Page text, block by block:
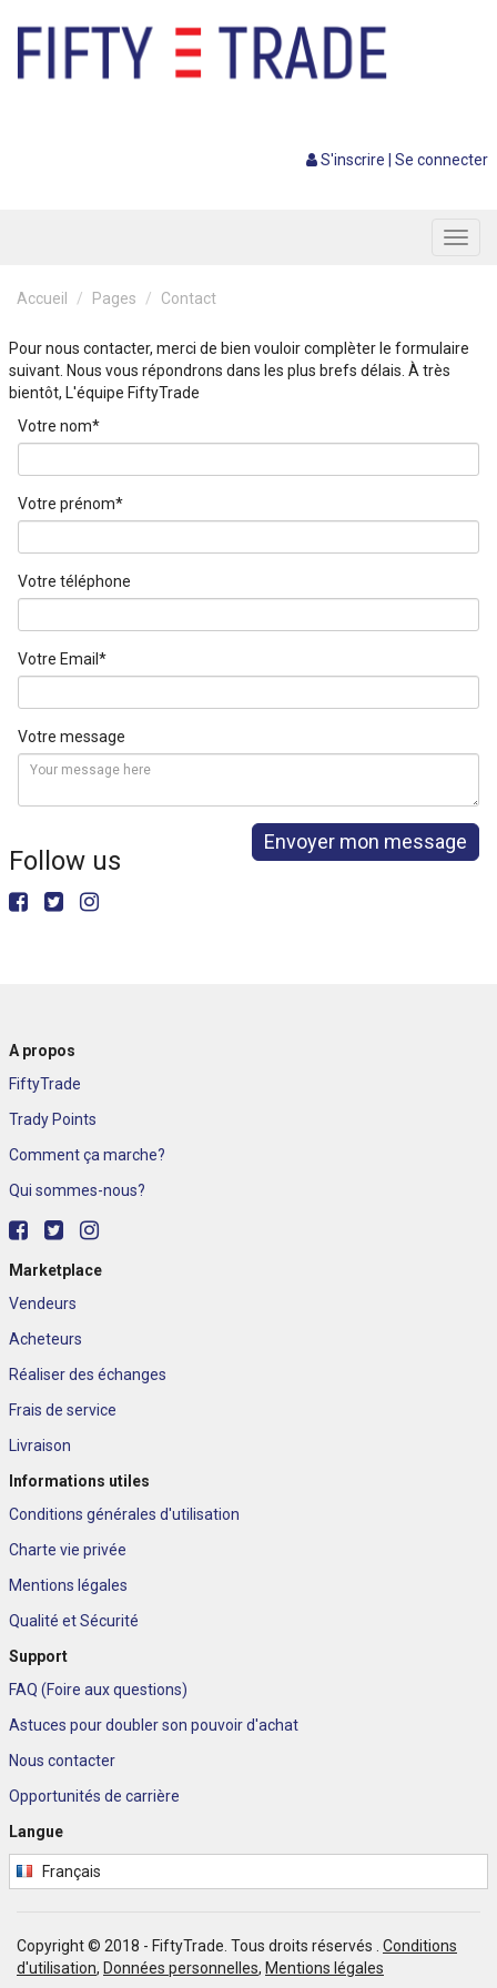
S'inscrire Se connecter
Accueil Pages Contact
Pour nous contacter, merci de bien vouloir complèter le formulaire
suivant. Nous vous répondrons dans les plus brefs délais. À très
bientôt, L'équipe FiftyTrade
Votre nom*
Votre prénom*
Votre téléphone
Votre Email*
Votre message
Envoyer mon message
Follow us
A propos
FiftyTrade
Trady Points
Comment ça marche?
Qui sommes-nous?
Marketplace
Vendeurs
Acheteurs
Réaliser des échanges
Frais de service
Livraison
Informations utiles
Conditions générales d'utilisation
Charte vie privée
Mentions légales
Qualité et Sécurité
Support
FAQ (Foire aux questions)
Astuces pour doubler son pouvoir d'achat
Nous contacter
Opportunités de carrière
Langue
Français
Copyright © 2018 - FiftyTrade. Tous droits réservés . Conditions
d'utilisation, Données personnelles, Mentions légales